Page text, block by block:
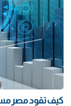
كيف تقود مصر